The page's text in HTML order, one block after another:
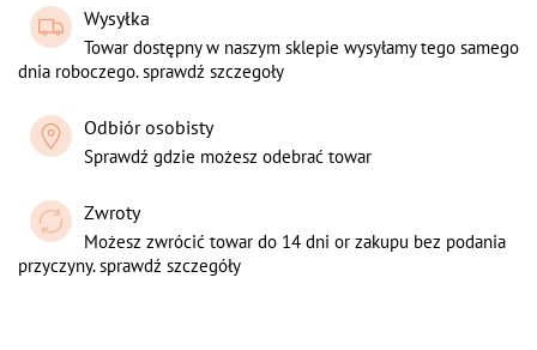
Wysyłka
Towar dostępny w naszym sklepie wysyłamy tego samego
dnia roboczego. sprawdź szczegoły
Odbiór osobisty
Sprawdź gdzie możesz odebrać towar
Zwroty
Możesz zwrócić towar do 14 dni or zakupu bez podania
przyczyny. sprawdź szczegóły